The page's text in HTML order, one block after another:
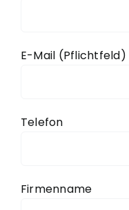
E-Mail (Pflichtfeld)
Telefon
Firmenname